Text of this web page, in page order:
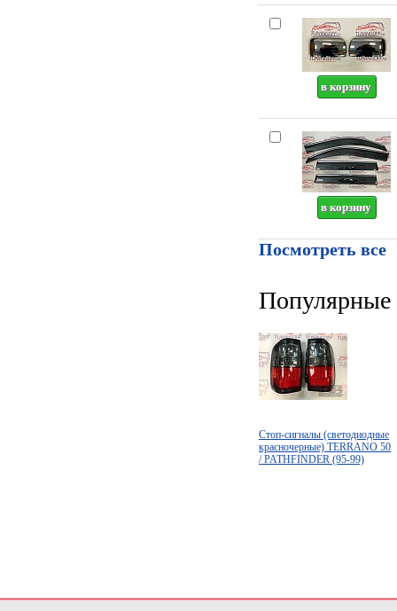
Посмотреть все
Популярные
Стоп-сигналы (светодиодные
красночерные) TERRANO 50
/ PATHFINDER (95-99)